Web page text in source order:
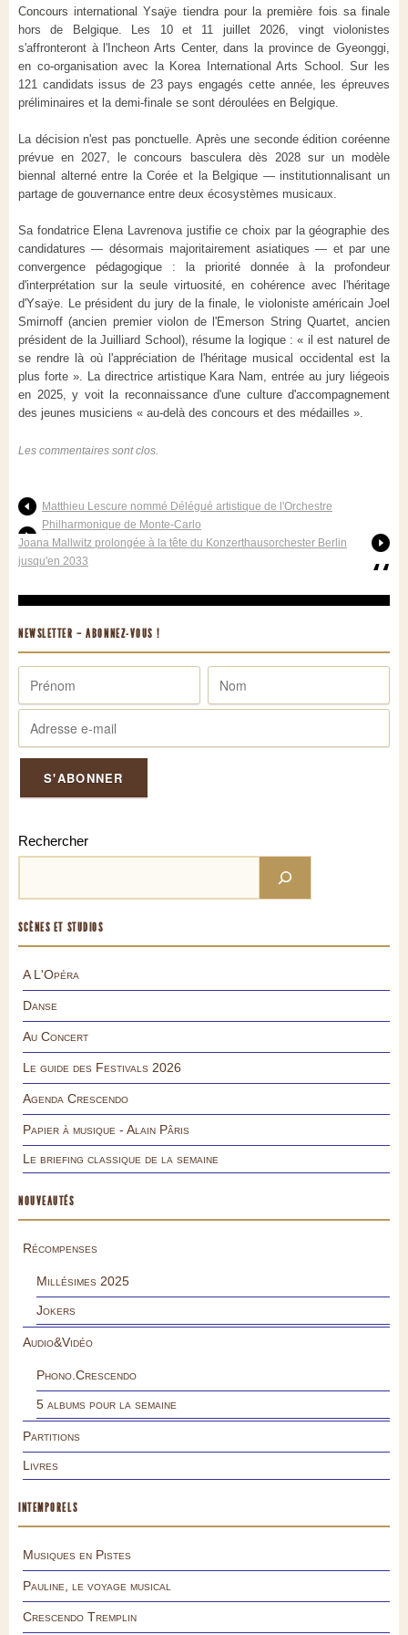
Concours international Ysaÿe tiendra pour la première fois sa finale
hors de Belgique. Les 10 et 11 juillet 2026, vingt violonistes
s'affronteront à l'Incheon Arts Center, dans la province de Gyeonggi,
en co-organisation avec la Korea International Arts School. Sur les
121 candidats issus de 23 pays engagés cette année, les épreuves
préliminaires et la demi-finale se sont déroulées en Belgique.
La décision n'est pas ponctuelle. Après une seconde édition coréenne
prévue en 2027, le concours basculera dès 2028 sur un modèle
biennal alterné entre la Corée et la Belgique — institutionnalisant un
partage de gouvernance entre deux écosystèmes musicaux.
Sa fondatrice Elena Lavrenova justifie ce choix par la géographie des
candidatures — désormais majoritairement asiatiques — et par une
convergence pédagogique : la priorité donnée à la profondeur
d'interprétation sur la seule virtuosité, en cohérence avec l'héritage
d'Ysaÿe. Le président du jury de la finale, le violoniste américain Joel
Smirnoff (ancien premier violon de l'Emerson String Quartet, ancien
président de la Juilliard School), résume la logique : « il est naturel de
se rendre là où l'appréciation de l'héritage musical occidental est la
plus forte ». La directrice artistique Kara Nam, entrée au jury liégeois
en 2025, y voit la reconnaissance d'une culture d'accompagnement
des jeunes musiciens « au-delà des concours et des médailles ».
Les commentaires sont clos.
Matthieu Lescure nommé Délégué artistique de l'Orchestre
Philharmonique de Monte-Carlo
Joana Mallwitz prolongée à la tête du Konzerthausorchester Berlin
jusqu'en 2033
NEWSLETTER – ABONNEZ-VOUS !
Rechercher
SCÈNES ET STUDIOS
A L'Opéra
Danse
Au Concert
Le guide des Festivals 2026
Agenda Crescendo
Papier à musique - Alain Pâris
Le briefing classique de la semaine
NOUVEAUTÉS
Récompenses
Millésimes 2025
Jokers
Audio&Vidéo
Phono.Crescendo
5 albums pour la semaine
Partitions
Livres
INTEMPORELS
Musiques en Pistes
Pauline, le voyage musical
Crescendo Tremplin